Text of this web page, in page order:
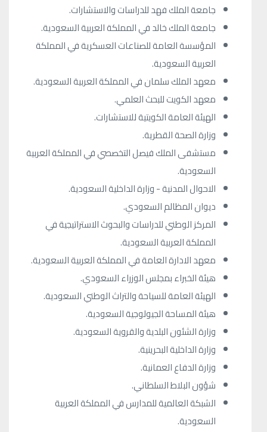
جامعة الملك فهد للدراسات والاستشارات.
جامعة الملك خالد في المملكة العربية السعودية.
المؤسسة العامة للصناعات العسكرية في المملكة
العربية السعودية.
معهد الملك سلمان في المملكة العربية السعودية.
معهد الكويت للبحث العلمي.
الهيئة العامة الكويتية للاستشارات.
وزارة الصحة القطرية.
مستشفى الملك فيصل التخصصي في المملكة العربية
السعودية.
الاحوال المدنية - وزارة الداخلية السعودية.
ديوان المظالم السعودي.
المركز الوطني للدراسات والبحوث الاستراتيجية في
المملكة العربية السعودية.
معهد الادارة العامة في المملكة العربية السعودية.
هيئة الخبراء بمجلس الوزراء السعودي.
الهيئة العامة للسياحة والتراث الوطني السعودية.
هيئة المساحة الجيولوجية السعودية.
وزارة الشئون البلدية والقروية السعودية.
وزارة الداخلية البحرينية.
وزارة الدفاع العمانية.
شؤون البلاط السلطاني.
الشبكة العالمية للمدارس في المملكة العربية
السعودية.